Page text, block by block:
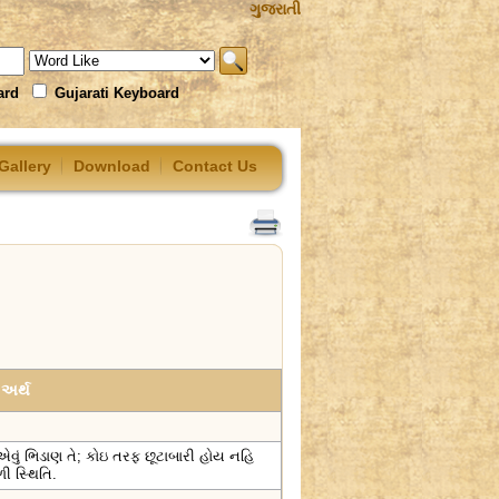
ગુજરાતી
Gujarati Keyboard
Download Contact Us
અર્થ
તે; કોઇ તરફ છૂટાબારી હોય નહિ
સ્થિતિ.